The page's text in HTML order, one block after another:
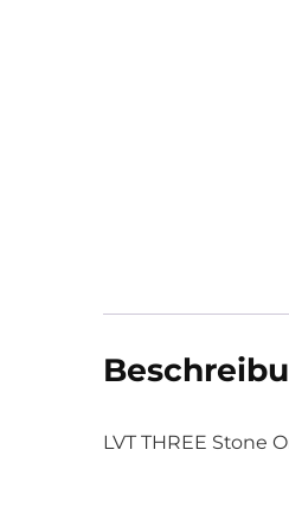
LVT THREE Stone